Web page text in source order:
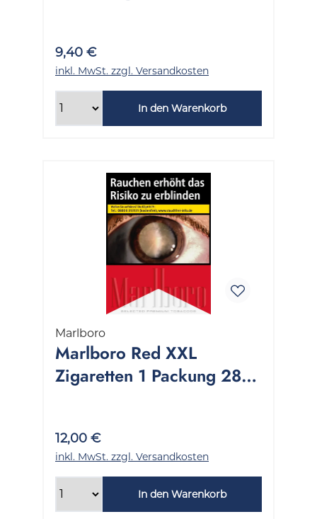
9,40 €
inkl. MwSt. zzgl. Versandkosten
In den Warenkorb
Marlboro
Marlboro Red XXL
Zigaretten 1 Packung 28
12,00 €
inkl. MwSt. zzgl. Versandkosten
In den Warenkorb